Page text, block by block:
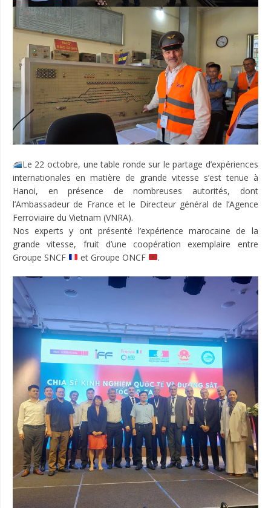
Le 22 octobre, une table ronde sur le partage d’expériences
internationales en matière de grande vitesse s’est tenue à
Hanoi, en présence de nombreuses autorités, dont
l’Ambassadeur de France et le Directeur général de l’Agence
Ferroviaire du Vietnam (VNRA).
Nos experts y ont présenté l’expérience marocaine de la
grande vitesse, fruit d’une coopération exemplaire entre
Groupe SNCF
et Groupe ONCF .